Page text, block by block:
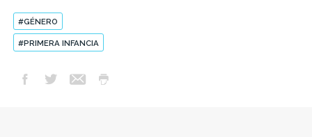
#GÉNERO
#PRIMERA INFANCIA